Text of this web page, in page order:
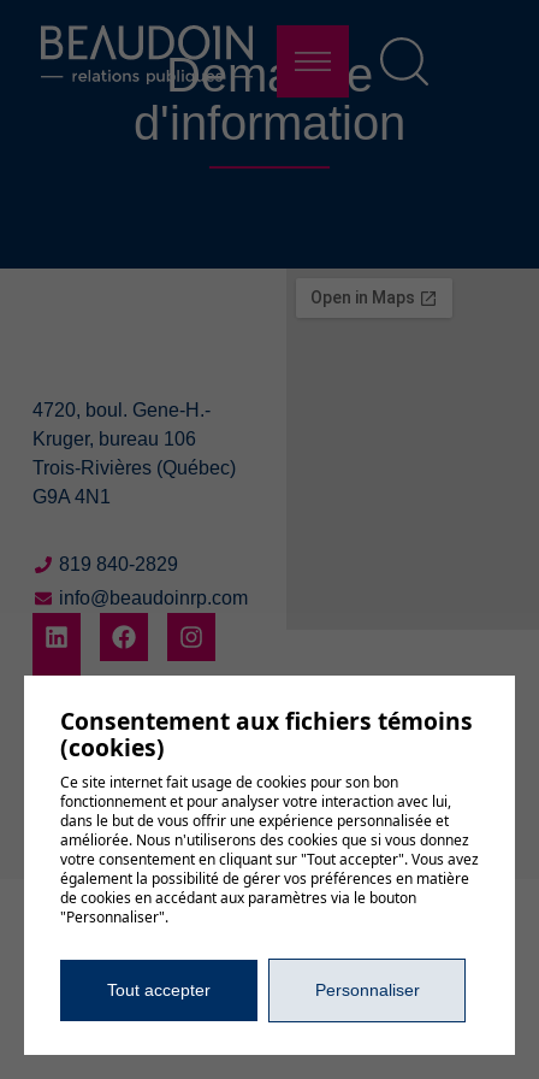
Demande
d'information
4720, boul. Gene-H.-
Kruger, bureau 106
Trois-Rivières (Québec)
G9A 4N1
819 840-2829
info@beaudoinrp.com
Abonnez-vous à
notre infolettre
© 2026, Tous droits réservés, BEAUDOIN relations publiques
Conditions d’utilisation et politique de confidentialité
DESIGN + WEB HÉBERGEMENT
Consentement aux fichiers témoins
(cookies)
Ce site internet fait usage de cookies pour son bon
fonctionnement et pour analyser votre interaction avec lui,
dans le but de vous offrir une expérience personnalisée et
améliorée. Nous n'utiliserons des cookies que si vous donnez
votre consentement en cliquant sur "Tout accepter". Vous avez
également la possibilité de gérer vos préférences en matière
de cookies en accédant aux paramètres via le bouton
"Personnaliser".
Tout accepter Personnaliser